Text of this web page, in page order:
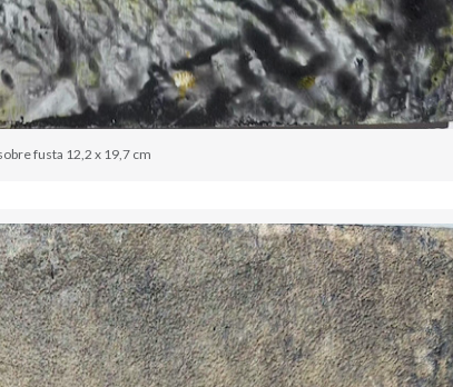
fusta 12,2 x 19,7 cm